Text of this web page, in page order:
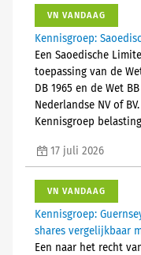
VN VANDAAG
Kennisgroep:
Een Saoedische
toepassing van de
DB 1965 en de Wet
Nederlandse NV of
Kennisgroep
17 juli 2026
VN VANDAAG
Kennisgroep:
shares vergelijkbaar
Een naar het recht